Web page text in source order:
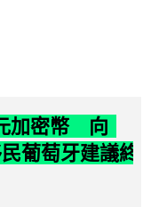
加密幣 向
葡萄牙建議終